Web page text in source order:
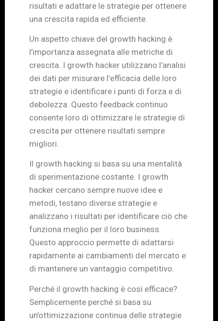
risultati e adattare le strategie per ottenere
una crescita rapida ed efficiente.
Un aspetto chiave del growth hacking è
l’importanza assegnata alle metriche di
crescita. I growth hacker utilizzano l’analisi
dei dati per misurare l’efficacia delle loro
strategie e identificare i punti di forza e di
debolezza. Questo feedback continuo
consente loro di ottimizzare le strategie di
crescita per ottenere risultati sempre
migliori.
Il growth hacking si basa su una mentalità
di sperimentazione costante. I growth
hacker cercano sempre nuove idee e
metodi, testano diverse strategie e
analizzano i risultati per identificare ciò che
funziona meglio per il loro business.
Questo approccio permette di adattarsi
rapidamente ai cambiamenti del mercato e
di mantenere un vantaggio competitivo.
Perché il growth hacking è così efficace?
Semplicemente perché si basa su
un’ottimizzazione continua delle strategie